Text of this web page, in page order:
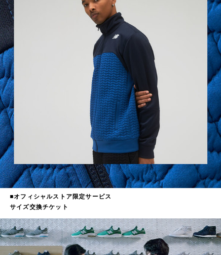
■オフィシャルストア限定サービス
サイズ交換チケット